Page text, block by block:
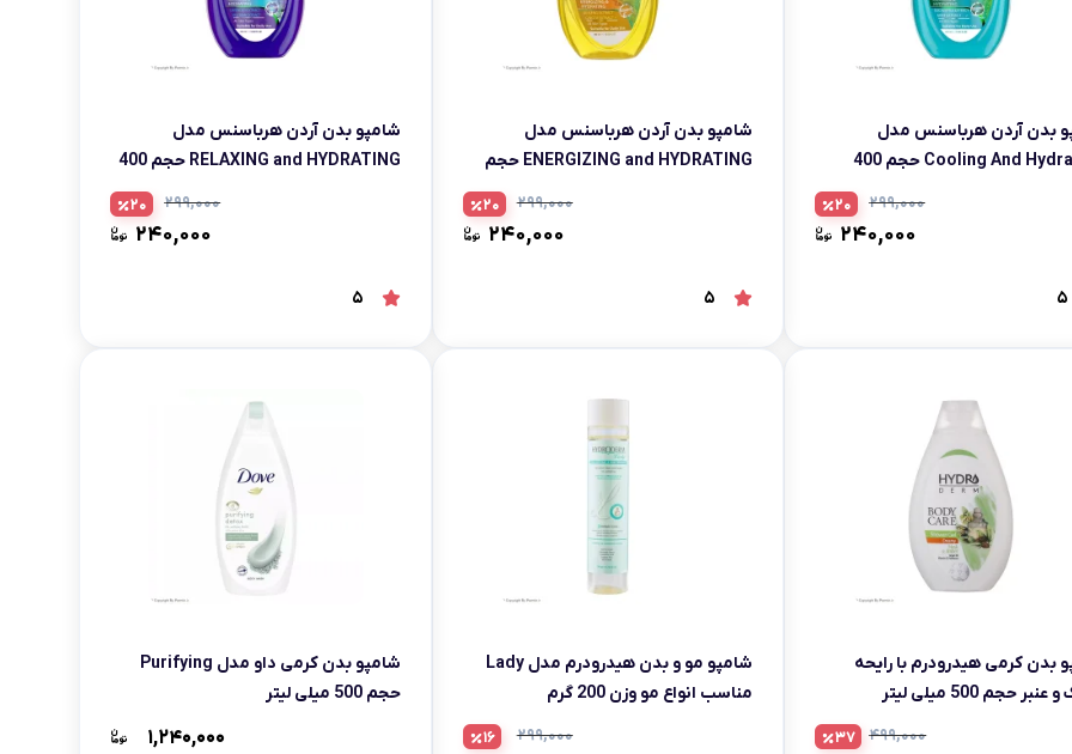
بدن آردن هرباسنس مدل
Cooling And Hydrating حجم 400
۲۹۹,۰۰۰
۲۴۰,۰۰۰
20
5
شامپو بدن آردن هرباسنس مدل
ENERGIZING and HYDRATING حجم
۲۹۹,۰۰۰
۲۴۰,۰۰۰
20
5
شامپو بدن آردن هرباسنس مدل
RELAXING and HYDRATING حجم 400
۲۹۹,۰۰۰
۲۴۰,۰۰۰
20
5
بدن کرمی هیدرودرم با رایحه
حجم 500 میلی لیتر
۴۹۹,۰۰۰ 37
شامپو مو و بدن هیدرودرم مدل Lady
مناسب انواع مو وزن 200 گرم
۲۹۹,۰۰۰ 16
شامپو بدن کرمی داو مدل Purifying
حجم 500 میلی لیتر
۱,۲۴۰,۰۰۰